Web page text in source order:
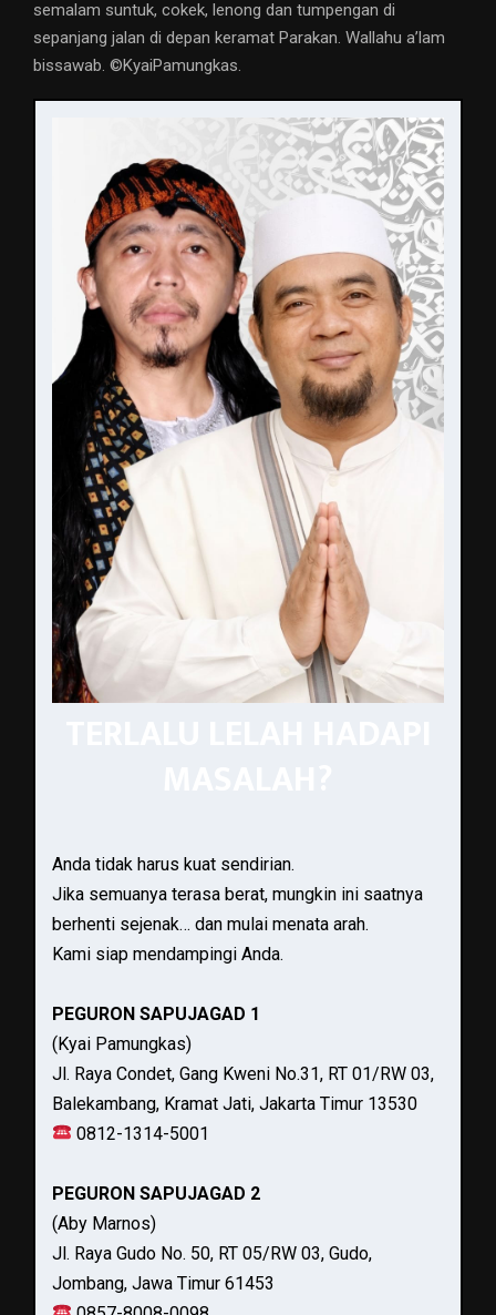
semalam suntuk, cokek, lenong dan tumpengan di
sepanjang jalan di depan keramat Parakan. Wallahu a’lam
bissawab. ©️KyaiPamungkas.
Anda tidak harus kuat sendirian.
Jika semuanya terasa berat, mungkin ini saatnya
berhenti sejenak… dan mulai menata arah.
Kami siap mendampingi Anda.
PEGURON SAPUJAGAD 1
(Kyai Pamungkas)
Jl. Raya Condet, Gang Kweni No.31, RT 01/RW 03,
Balekambang, Kramat Jati, Jakarta Timur 13530
0812-1314-5001
PEGURON SAPUJAGAD 2
(Aby Marnos)
Jl. Raya Gudo No. 50, RT 05/RW 03, Gudo,
Jombang, Jawa Timur 61453